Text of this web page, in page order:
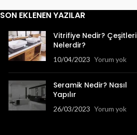
SON EKLENEN YAZILAR
Vitrifiye Nedir? Çeşitleri
Nelerdir?
10/04/2023 Yorum yok
Seramik Nedir? Nasıl
Yapılır
26/03/2023 Yorum yok